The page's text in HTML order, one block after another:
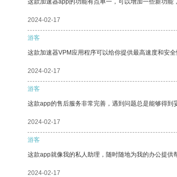
这款加速器app的功能有点单一，可以增加一些新功能
2024-02-17
游客
这款加速器VPM应用程序可以给你提供最高速度和安
2024-02-17
游客
这款app的售后服务非常完善，遇到问题总是能够得到
2024-02-17
游客
这款app就像我的私人助理，随时随地为我的办公提供
2024-02-17